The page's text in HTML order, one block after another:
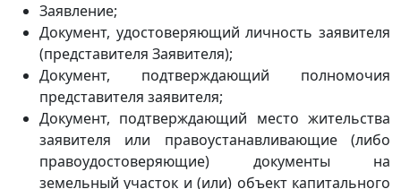
Заявление;
Документ, удостоверяющий личность заявителя
(представителя Заявителя);
Документ, подтверждающий полномочия
представителя заявителя;
Документ, подтверждающий место жительства
заявителя или правоустанавливающие (либо
правоудостоверяющие) документы на
земельный участок и (или) объект капитального